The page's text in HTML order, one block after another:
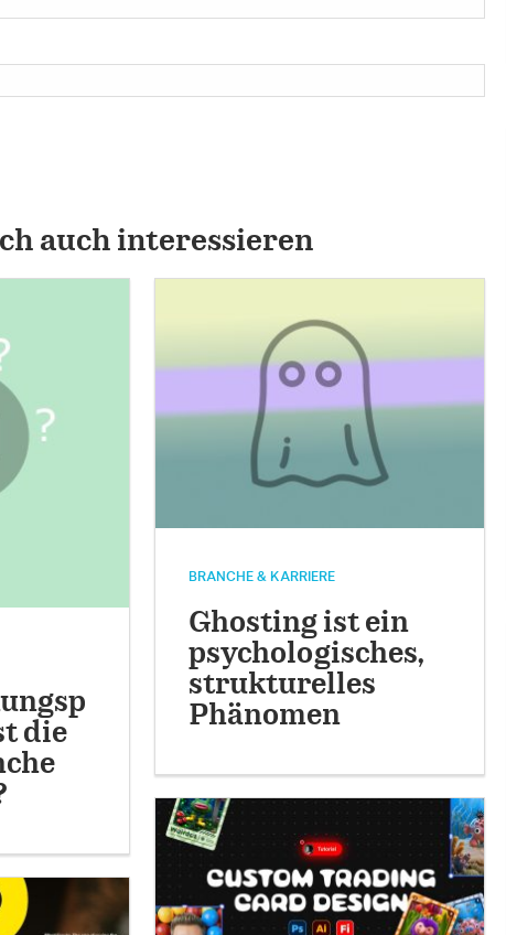
auch interessieren
die
BRANCHE & KARRIERE
Ghosting ist ein
psychologisches,
strukturelles
Phänomen